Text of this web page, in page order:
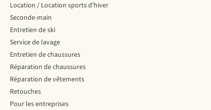
Location / Location sports d’hiver
Seconde-main
Entretien de ski
Service de lavage
Entretien de chaussures
Réparation de chaussures
Réparation de vêtements
Retouches
Pour les entreprises